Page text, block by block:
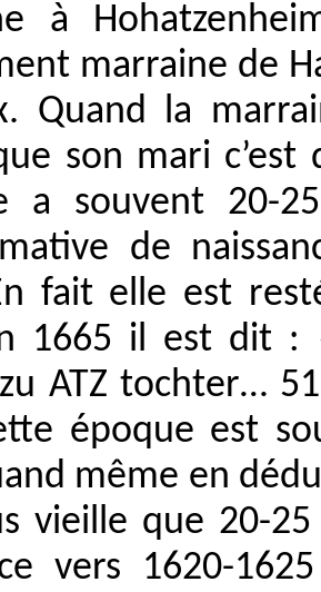
à
marraine de
Quand la
son mari c’est
a souvent 20-
de
fait elle est
1665 il est dit :
ATZ tochter…
époque est
même en
vieille que 20-
vers 1620-